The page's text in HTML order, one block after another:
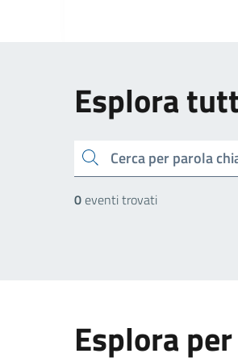
Esplora
cerca
0eventi trovati
Esplora